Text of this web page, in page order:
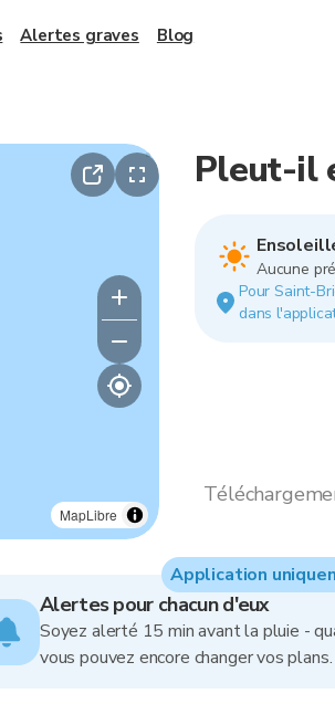
MapLibre
Pleut-il
Aucune
Pour Saint-
dans
Alertes pour chacun d'eux
Soyez alerté 15 min avant la pluie -
vous pouvez encore changer vos plans.
Application
Alertes graves Blog